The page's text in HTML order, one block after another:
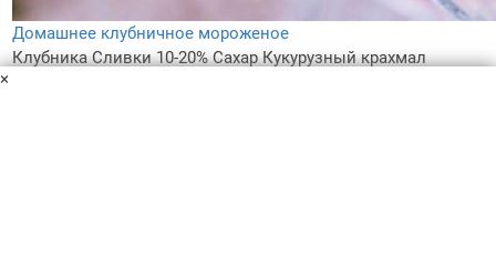
Домашнее клубничное мороженое
Клубника Сливки 10-20% Сахар Кукурузный крахмал
×